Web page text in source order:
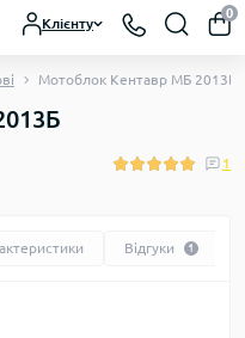
Клієнту
0
Мотоблок Кентавр МБ 2013Б
1
Відгуки 1